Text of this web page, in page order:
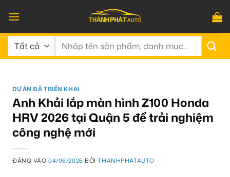
qua
nội
dung
Tìm
DỰ ÁN ĐÃ TRIỂN KHAI
Anh Khải lắp màn hình Z100 Honda
HRV 2026 tại Quận 5 để trải nghiệm
công nghệ mới
ĐĂNG VÀO04/06/2026 BỞITHANHPHATAUTO